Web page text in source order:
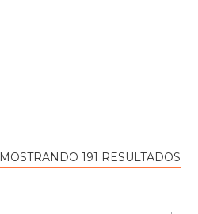
MOSTRANDO 191 RESULTADOS